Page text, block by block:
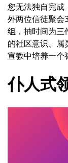
您无法独自完成
外两位信徒聚会
组，抽时间为三
的社区意识、属
宣教中培养一个
仆人式